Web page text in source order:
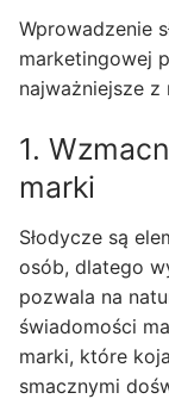
Wprowadzenie
marketingowej
najważniejsze z
1.
marki
Słodycze są
osób, dlatego
pozwala na
świadomości
marki, które
smacznymi